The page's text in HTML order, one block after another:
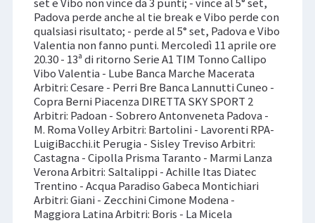
Padova perde anche al tie break e Vibo perde con
qualsiasi risultato; - perde al 5° set, Padova e Vibo
Valentia non fanno punti. Mercoledì 11 aprile ore
20.30 - 13ª di ritorno Serie A1 TIM Tonno Callipo
Vibo Valentia - Lube Banca Marche Macerata
Arbitri: Cesare - Perri Bre Banca Lannutti Cuneo -
Copra Berni Piacenza DIRETTA SKY SPORT 2
Arbitri: Padoan - Sobrero Antonveneta Padova -
M. Roma Volley Arbitri: Bartolini - Lavorenti RPA-
LuigiBacchi.it Perugia - Sisley Treviso Arbitri:
Castagna - Cipolla Prisma Taranto - Marmi Lanza
Verona Arbitri: Saltalippi - Achille Itas Diatec
Trentino - Acqua Paradiso Gabeca Montichiari
Arbitri: Giani - Zecchini Cimone Modena -
Maggiora Latina Arbitri: Boris - La Micela